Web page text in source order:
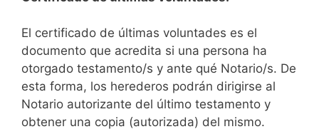
El certificado de últimas voluntades es el
documento que acredita si una persona ha
otorgado testamento/s y ante qué Notario/s. De
esta forma, los herederos podrán dirigirse al
Notario autorizante del último testamento y
obtener una copia (autorizada) del mismo.